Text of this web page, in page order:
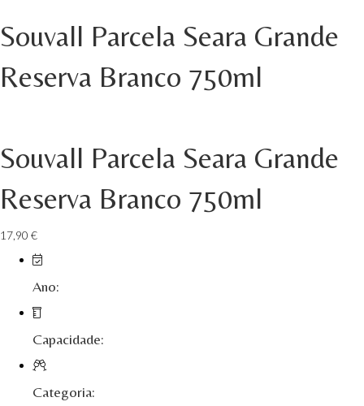
Horacio Simoes Setubal
Julian Reynolds - Alentejo
Lavradores da Feitoria - Douro
Marcio Em Campo - Tejo
Souvall Parcela Seara Grande
Reserva Branco 750ml
Souvall Parcela Seara Grande
Reserva Branco 750ml
17,90 €
Ano:
Capacidade:
Categoria: